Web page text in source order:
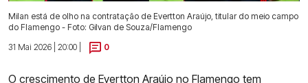
Milan está de olho na contratação de Evertton Araújo, titular do meio campo
do Flamengo - Foto: Gilvan de Souza/Flamengo
31 Mai 2026 | 20:00 |
0
O crescimento de Evertton Araújo no Flamengo tem